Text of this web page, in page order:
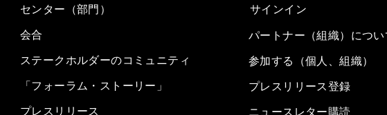
センター（部門）
会合
ステークホルダーのコミュニティ
「フォーラム・ストーリー」
プレスリリース
サインイン
パートナー（組織）につい
参加する（個人、組織）
プレスリリース登録
ニュースレター購読